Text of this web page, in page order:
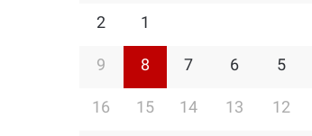
1
2
5
6
7
8
9
12
13
14
15
16